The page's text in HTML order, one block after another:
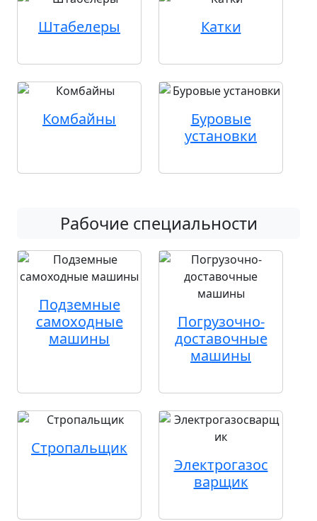
Штабелеры Катки
Комбайны
Буровые
установки
Рабочие специальности
Подземные
самоходные
машины
Погрузочно-
доставочные
машины
Стропальщик
Электрогазос
варщик